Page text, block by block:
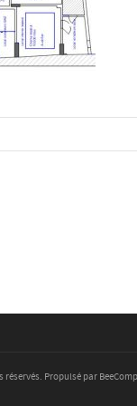
réservés. Propulsé par